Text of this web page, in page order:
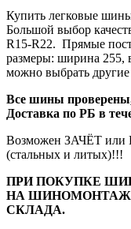
Купить легковые
Большой выбор
R15-R22. Прямые
размеры: ширина 255,
можно выбрать
Все шины проверены,
Доставка по РБ в
Возможен ЗАЧЁТ
(стальных и литых)!!!
ПРИ ПОКУПКЕ
НА ШИНОМОНТАЖ
СКЛАДА.